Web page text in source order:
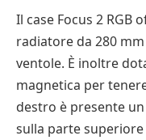
Il case Focus 2 RGB
radiatore da 280
ventole. È inoltre
magnetica per
destro è presente
sulla parte